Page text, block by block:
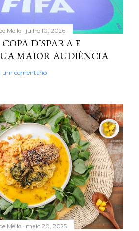
Mello julho 10, 2026
DISPARA E
MAIOR AUDIÊNCIA
um comentário
Mello maio 20, 2025